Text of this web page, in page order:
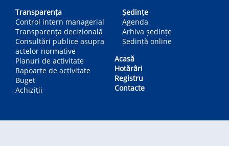
Transparența
Control intern managerial
Transparența decizională
Consultări publice asupra
actelor normative
Planuri de activitate
Rapoarte de activitate
Buget
Achiziții
Ședințe
Agenda
Arhiva ședințe
Ședință online
Acasă
Hotărâri
Registru
Contacte